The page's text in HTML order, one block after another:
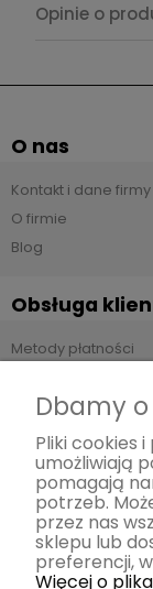
Opinie o
O nas
Kontakt i dane firmy
O firmie
Blog
Obsługa
Metody płatności
Czas realizacji
Zwroty i reklamacje
Pomoc
Regulamin
Polityka
Dbamy
Pliki cookies
umożliwiają
pomagają
potrzeb.
przez nas
sklepu lub
preferencji,
Więcej o